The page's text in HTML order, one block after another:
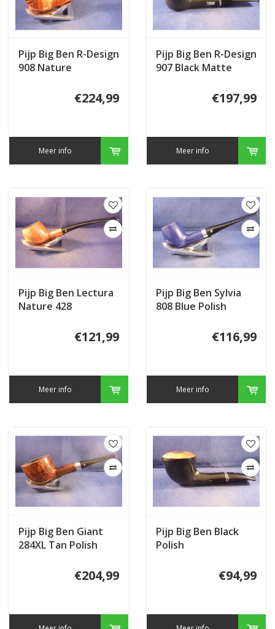
Pijp Big Ben R-Design
908 Nature
€224,99
Meer info
Pijp Big Ben R-Design
907 Black Matte
€197,99
Meer info
Pijp Big Ben Lectura
Nature 428
€121,99
Meer info
Pijp Big Ben Sylvia
808 Blue Polish
€116,99
Meer info
Pijp Big Ben Giant
284XL Tan Polish
€204,99
Pijp Big Ben Black
Polish
€94,99